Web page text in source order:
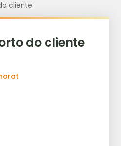
cliente
do cliente